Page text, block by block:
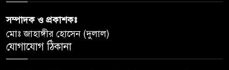
ঝড়বৃষ্টির পূর্বাভাস
৬
সম্পাদক ও প্রকাশকঃ
মোঃ জাহাঙ্গীর হোসেন (দুলাল)
যোগাযোগ ঠিকানা